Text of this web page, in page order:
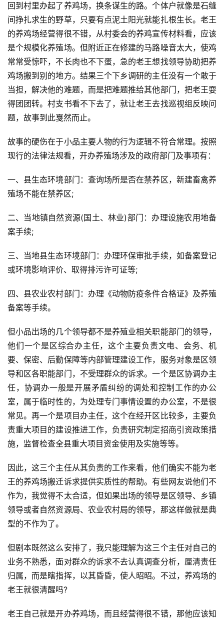
回到村里办起了养鸡场，换条谋生的路。个体户就像是石缝
间挣扎求生的野草，只要有点泥土阳光就能扎根生长。老王
的养鸡场经营得很不错，从村委会的养鸡宣传材料看，应该
是个规模化养殖场。但附近正在修建的马路噪音太大，使鸡
常常受惊吓，不长肉也不下蛋，急的老王想找领导协助把养
鸡场搬到别的地方。结果三个下乡调研的主任没有一个敢于
当担，解决他的难题，而是把难题推给其他部门，把老王耍
得团团转。村支书看不下去了，就让老王去找巡视组反映问
题，故事到此戛然而止。
故事的硬伤在于小品主要人物的行为逻辑不符合常理。按照
现行的法律法规看，开办养殖场涉及的政府部门及事项有：
一、县生态环境部门：查询场所是否在禁养区，新建畜禽养
殖场不能在禁养区;
二、当地镇自然资源(国土、林业)部门：办理设施农用地备
案手续;
三、当地县生态环境部门：办理环保审批手续，如备案登记
或环境影响评价、取得排污许可证等;
四、县农业农村部门：办理《动物防疫条件合格证》及养殖
备案等手续。
但小品出场的几个领导都不是养殖业相关职能部门的领导，
他们一个是区综合办主任，这个主要负责文电、会务、机
要、保密、后勤保障等内部管理建设工作，服务对象是区领
导和区各职能部门，不受理群众的诉求。一个是区协调办主
任，协调办一般是开展矛盾纠纷的调处和控制工作的办公
室，属于临时性的，为处理专门事情设置的办公室，不是很
常见。再一个是项目办主任，这个在经开区比较多，主要负
责重大项目的建设推进工作，负责研究制定招商引资政策措
施，监督检查全县重大项目资金使用及实施等等。
因此，这三个主任从其负责的工作来看，他们确实不能为老
王的养鸡场搬迁诉求提供实质性的帮助。有些网友说他们不
作为，我觉得不太合适，但如果出场的领导是区领导、乡镇
领导或者自然资源局、农业农村局的领导，那这样做就是典
型的不作为了。
但剧本既然这么安排了，我只能理解为这三个主任对自己的
业务不熟悉，面对群众的诉求不去认真调查分析，厘清责任
归属，而是瞎指挥，以其昏昏，使人昭昭。不过，养鸡场的
老王就很清醒吗?
老王自己就是开办养鸡场，而且经营得很不错，那他应该知